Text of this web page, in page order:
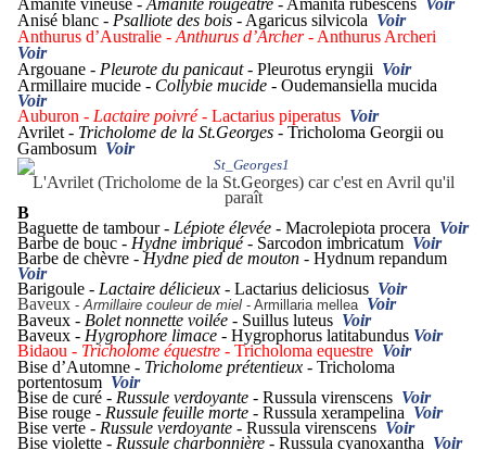
Amanite vineuse - Amanite rougeâtre - Amanita rubescens Voir
Anisé blanc - Psalliote des bois - Agaricus silvicola Voir
Anthurus d’Australie - Anthurus d’Archer- Anthurus Archeri
Voir
Argouane - Pleurote du panicaut- Pleurotus eryngii Voir
Armillaire mucide - Collybie mucide - Oudemansiella mucida
Voir
Auburon - Lactaire poivré- Lactarius piperatus Voir
Avrilet - Tricholome de la St.Georges - Tricholoma Georgii ou
Gambosum Voir
L'Avrilet (Tricholome de la St.Georges) car c'est en Avril qu'il
paraît
B
Baguette de tambour - Lépiote élevée - Macrolepiota procera Voir
Barbe de bouc - Hydne imbriqué- Sarcodon imbricatum Voir
Barbe de chèvre -Hydne pied de mouton - Hydnum repandum
Voir
Barigoule - Lactaire délicieux - Lactarius deliciosus Voir
Baveux -Armillaire couleur de miel - Armillaria mellea Voir
Baveux - Bolet nonnette voilée - Suillus luteus Voir
Baveux - Hygrophore limace - Hygrophorus latitabundus Voir
Bidaou - Tricholome équestre - Tricholoma equestre Voir
Bise d’Automne - Tricholome prétentieux - Tricholoma
portentosum Voir
Bise de curé - Russule verdoyante - Russula virenscens Voir
Bise rouge - Russule feuille morte - Russula xerampelina Voir
Bise verte - Russule verdoyante - Russula virenscens Voir
Bise violette - Russule charbonnière - Russula cyanoxantha Voir